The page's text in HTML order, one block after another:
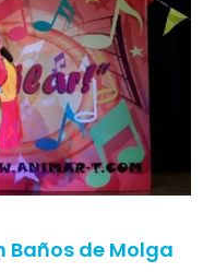
Baños de Molga